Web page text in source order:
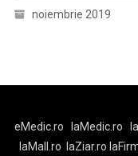
noiembrie 2019
eMedic.ro laMedic.ro
laMall.ro
laZiar.ro